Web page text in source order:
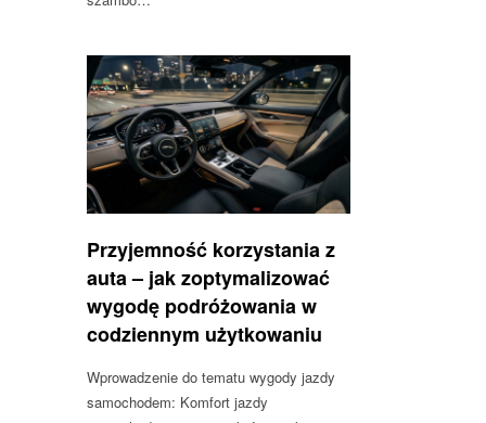
Przyjemność korzystania z
auta – jak zoptymalizować
wygodę podróżowania w
codziennym użytkowaniu
Wprowadzenie do tematu wygody jazdy
samochodem: Komfort jazdy